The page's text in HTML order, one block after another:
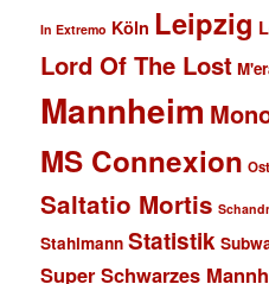
In Extremo Köln Leipzig
Lord Of The Lost
Mannheim
MS Connexion
Saltatio Mortis
Stahlmann Statistik
Super Schwarzes